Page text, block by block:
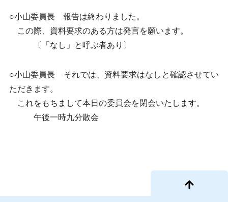
○小山委員長 報告は終わりました。
この際、資料要求のある方は発言を願います。
〔「なし」と呼ぶ者あり〕
○小山委員長 それでは、資料要求はなしと確認させてい
ただきます。
これをもちまして本日の委員会を閉会いたします。
午後一時九分散会